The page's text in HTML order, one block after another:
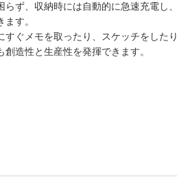
ず、収納時には自動的に急速充電し、
す。
すぐメモを取ったり、スケッチをしたり
造性と生産性を発揮できます。